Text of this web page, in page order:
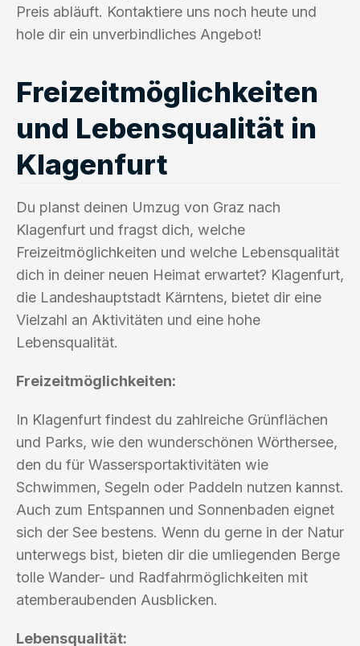
Preis abläuft. Kontaktiere uns noch heute und
hole dir ein unverbindliches Angebot!
Freizeitmöglichkeiten
und Lebensqualität in
Klagenfurt
Du planst deinen Umzug von Graz nach
Klagenfurt und fragst dich, welche
Freizeitmöglichkeiten und welche Lebensqualität
dich in deiner neuen Heimat erwartet? Klagenfurt,
die Landeshauptstadt Kärntens, bietet dir eine
Vielzahl an Aktivitäten und eine hohe
Lebensqualität.
Freizeitmöglichkeiten:
In Klagenfurt findest du zahlreiche Grünflächen
und Parks, wie den wunderschönen Wörthersee,
den du für Wassersportaktivitäten wie
Schwimmen, Segeln oder Paddeln nutzen kannst.
Auch zum Entspannen und Sonnenbaden eignet
sich der See bestens. Wenn du gerne in der Natur
unterwegs bist, bieten dir die umliegenden Berge
tolle Wander- und Radfahrmöglichkeiten mit
atemberaubenden Ausblicken.
Lebensqualität: